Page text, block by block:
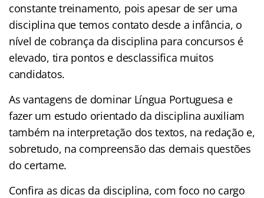
constante treinamento, pois apesar de ser uma
disciplina que temos contato desde a infância, o
nível de cobrança da disciplina para concursos é
elevado, tira pontos e desclassifica muitos
candidatos.
As vantagens de dominar Língua Portuguesa e
fazer um estudo orientado da disciplina auxiliam
também na interpretação dos textos, na redação e,
sobretudo, na compreensão das demais questões
do certame.
Confira as dicas da disciplina, com foco no cargo